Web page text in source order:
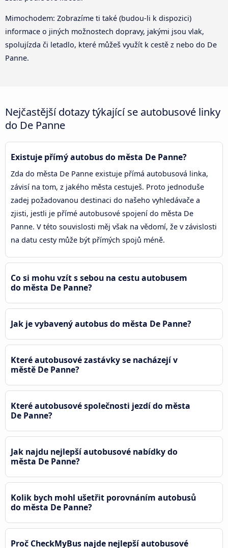
Mimochodem: Zobrazíme ti také (budou-li k dispozici)
informace o jiných možnostech dopravy, jakými jsou vlak,
spolujízda či letadlo, které můžeš využít k cestě z nebo do De
Panne.
Nejčastější dotazy týkající se autobusové linky
do De Panne
Existuje přímý autobus do města De Panne?
Zda do města De Panne existuje přímá autobusová linka,
závisí na tom, z jakého města cestuješ. Proto jednoduše
zadej požadovanou destinaci do našeho vyhledávače a
zjisti, jestli je přímé autobusové spojení do města De
Panne. V této souvislosti měj však na vědomí, že v závislosti
na datu cesty může být přímých spojů méně.
Co si mohu vzít s sebou na cestu autobusem
do města De Panne?
Jak je vybavený autobus do města De Panne?
Které autobusové zastávky se nacházejí v
městě De Panne?
Které autobusové společnosti jezdí do města
De Panne?
Jak najdu nejlepší autobusové nabídky do
města De Panne?
Kolik bych mohl ušetřit porovnáním autobusů
do města De Panne?
Proč CheckMyBus najde nejlepší autobusové